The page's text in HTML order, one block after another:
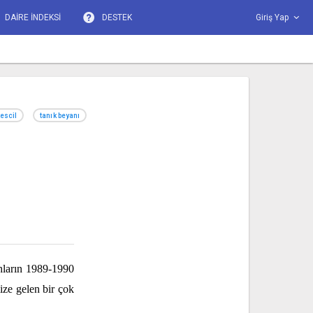
DAİRE İNDEKSİ DESTEK Giriş Yap
tanık beyanı
1989-1990
gelen bir çok